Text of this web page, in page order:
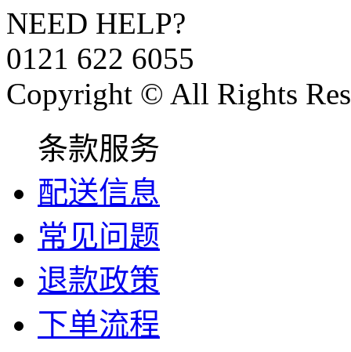
NEED HELP?
0121 622 6055
Copyright © All Rights
条款服务
配送信息
常见问题
退款政策
下单流程